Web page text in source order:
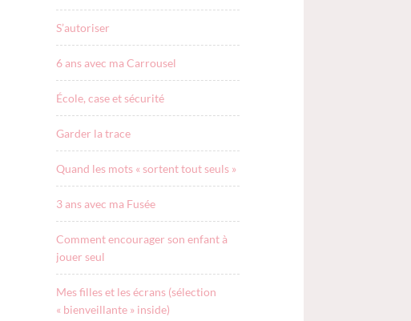
S’autoriser
6 ans avec ma Carrousel
École, case et sécurité
Garder la trace
Quand les mots « sortent tout seuls »
3 ans avec ma Fusée
Comment encourager son enfant à
jouer seul
Mes filles et les écrans (sélection
« bienveillante » inside)